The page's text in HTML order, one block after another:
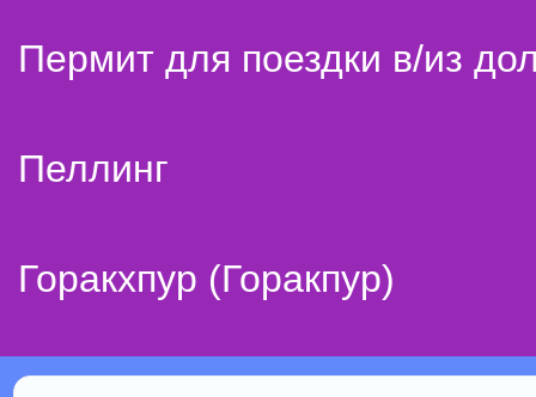
Пермит для поездки в/из
Пеллинг
Горакхпур (Горакпур)